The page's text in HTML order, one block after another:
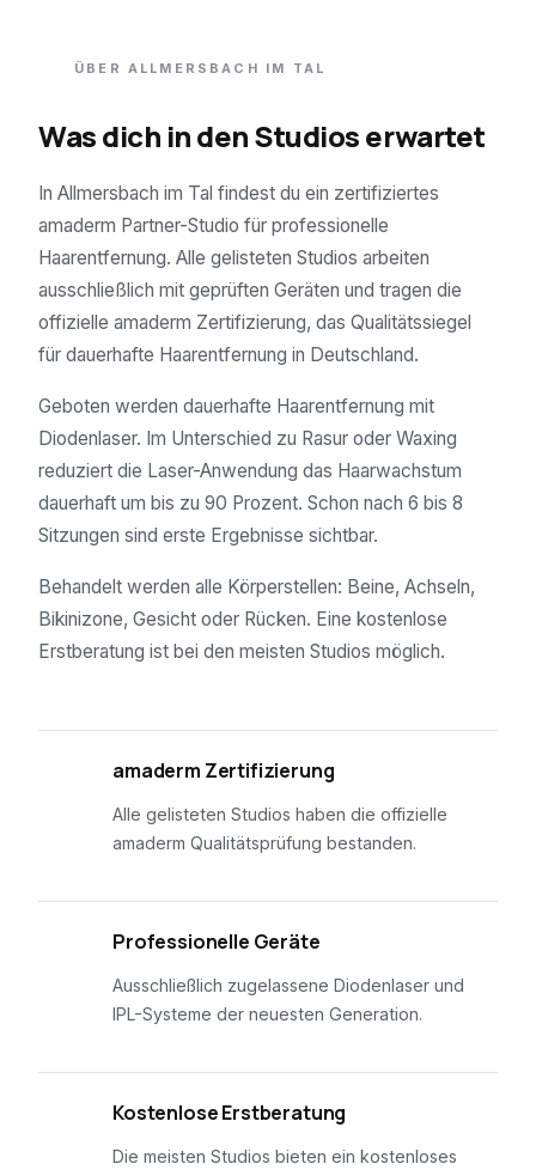
ÜBER ALLMERSBACH IM TAL
Was dich in den Studios erwartet
In Allmersbach im Tal findest du ein zertifiziertes
amaderm Partner-Studio für professionelle
Haarentfernung. Alle gelisteten Studios arbeiten
ausschließlich mit geprüften Geräten und tragen die
offizielle amaderm Zertifizierung, das Qualitätssiegel
für dauerhafte Haarentfernung in Deutschland.
Geboten werden dauerhafte Haarentfernung mit
Diodenlaser. Im Unterschied zu Rasur oder Waxing
reduziert die Laser-Anwendung das Haarwachstum
dauerhaft um bis zu 90 Prozent. Schon nach 6 bis 8
Sitzungen sind erste Ergebnisse sichtbar.
Behandelt werden alle Körperstellen: Beine, Achseln,
Bikinizone, Gesicht oder Rücken. Eine kostenlose
Erstberatung ist bei den meisten Studios möglich.
amaderm Zertifizierung
Alle gelisteten Studios haben die offizielle
amaderm Qualitätsprüfung bestanden.
Professionelle Geräte
Ausschließlich zugelassene Diodenlaser und
IPL-Systeme der neuesten Generation.
Kostenlose Erstberatung
Die meisten Studios bieten ein kostenloses